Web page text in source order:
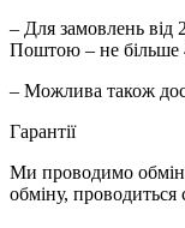
– Для замовлень
Поштою – не більше
– Можлива також
Гарантії
Ми проводимо обмін
обміну, проводиться